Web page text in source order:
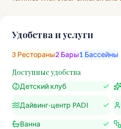
Удобства и услуги
3 Рестораны2 Бары1 Бассейны
Доступные удобства
Детский клуб
Дайвинг-центр PADI
Ванна